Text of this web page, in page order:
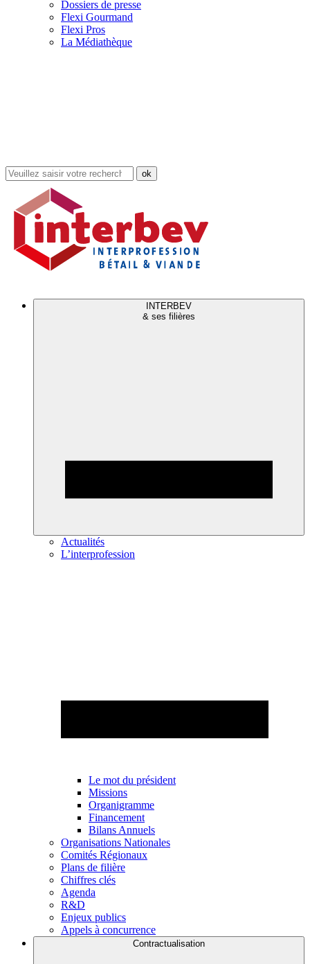
Dossiers de presse
Flexi Gourmand
Flexi Pros
La Médiathèque
Rechercher
dans
site
INTERBEV
& ses filières
Actualités
L’interprofession
Le mot du président
Missions
Organigramme
Financement
Bilans Annuels
Organisations Nationales
Comités Régionaux
Plans de filière
Chiffres clés
Agenda
R&D
Enjeux publics
Appels à concurrence
Contractualisation